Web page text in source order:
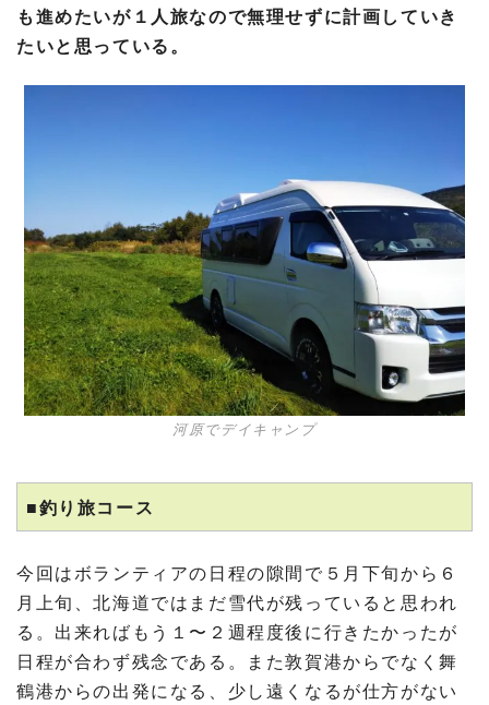
も進めたいが１人旅なので無理せずに計画していき
たいと思っている。
河原でデイキャンプ
■釣り旅コース
今回はボランティアの日程の隙間で５月下旬から６
月上旬、北海道ではまだ雪代が残っていると思われ
る。出来ればもう１〜２週程度後に行きたかったが
日程が合わず残念である。また敦賀港からでなく舞
鶴港からの出発になる、少し遠くなるが仕方がない